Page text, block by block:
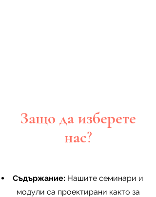
Защо да изберете
нас?
Съдържание: Нашите семинари и
модули са проектирани както за